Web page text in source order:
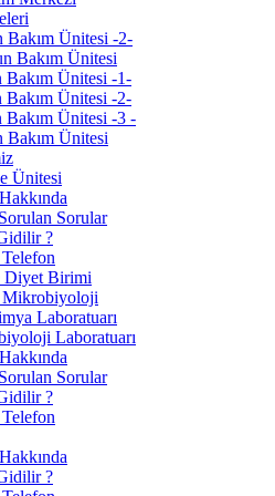
Bakım Ünitesi -2-
Bakım Ünitesi
Bakım Ünitesi -1-
Bakım Ünitesi -2-
Bakım Ünitesi -3 -
Ünitesi
Ünitesi
Sorular
?
Diyet Birimi
Laboratuarı
Laboratuarı
Sorular
?
?